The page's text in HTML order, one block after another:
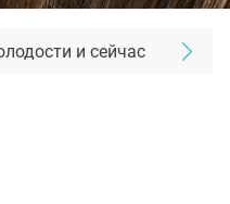
и сейчас